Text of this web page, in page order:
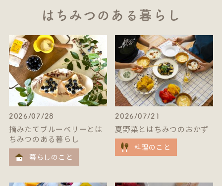
はちみつのある暮らし
2026/07/28
摘みたてブルーベリーとは
ちみつのある暮らし
暮らしのこと
2026/07/21
夏野菜とはちみつのおかず
料理のこと